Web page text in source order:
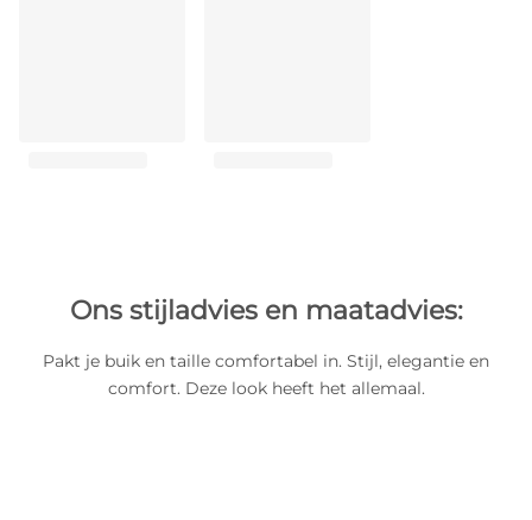
Ons stijladvies en maatadvies:
Pakt je buik en taille comfortabel in. Stijl, elegantie en
comfort. Deze look heeft het allemaal.